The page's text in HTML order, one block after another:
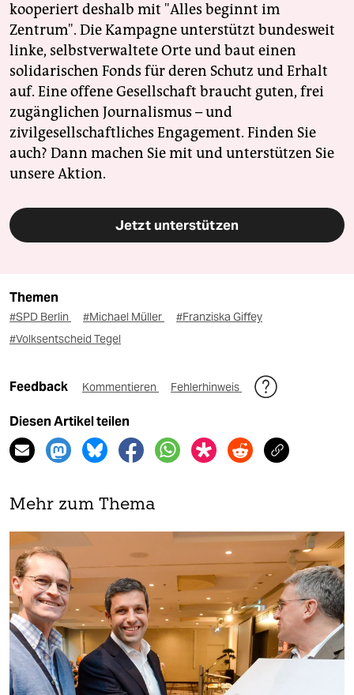
kooperiert deshalb mit "Alles beginnt im
Zentrum". Die Kampagne unterstützt bundesweit
linke, selbstverwaltete Orte und baut einen
solidarischen Fonds für deren Schutz und Erhalt
auf. Eine offene Gesellschaft braucht guten, frei
zugänglichen Journalismus – und
zivilgesellschaftliches Engagement. Finden Sie
auch? Dann machen Sie mit und unterstützen Sie
unsere Aktion.
Jetzt unterstützen
Themen
#SPD Berlin #Michael Müller
#Franziska Giffey
#Volksentscheid Tegel
Feedback Kommentieren Fehlerhinweis
Diesen Artikel teilen
Mehr zum Thema